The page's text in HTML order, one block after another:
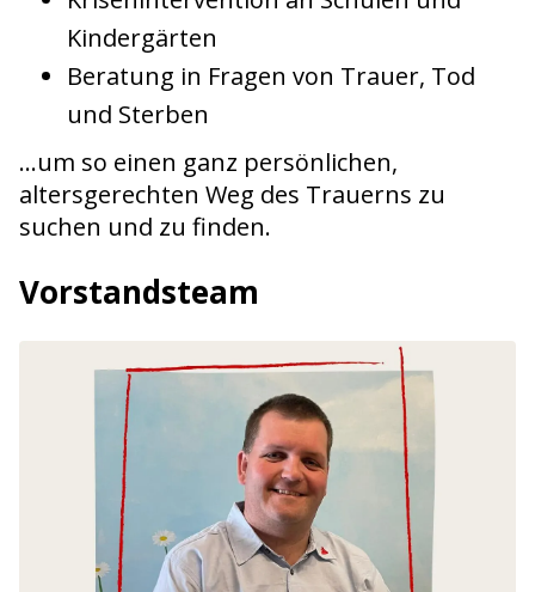
Kindergärten
Beratung in Fragen von Trauer, Tod
und Sterben
...um so einen ganz persönlichen,
altersgerechten Weg des Trauerns zu
suchen und zu finden.
Vorstandsteam